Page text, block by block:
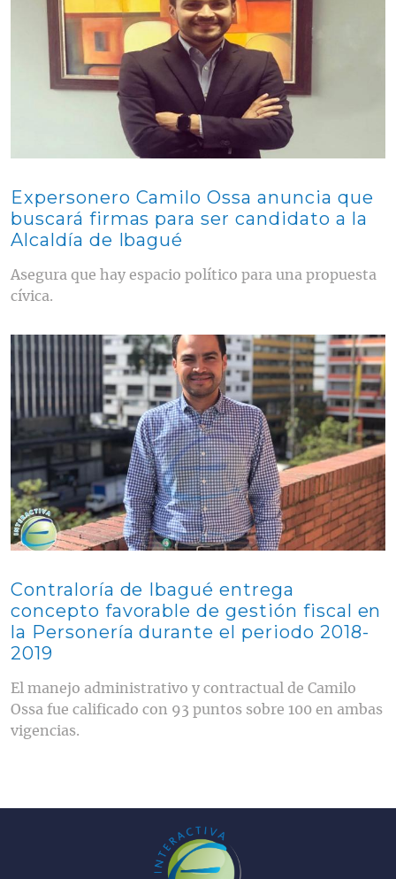
Expersonero Camilo Ossa anuncia que
buscará firmas para ser candidato a la
Alcaldía de Ibagué
Asegura que hay espacio político para una propuesta
cívica.
Contenido multimedia principal
Contraloría de Ibagué entrega
concepto favorable de gestión fiscal en
la Personería durante el periodo 2018-
2019
El manejo administrativo y contractual de Camilo
Ossa fue calificado con 93 puntos sobre 100 en ambas
vigencias.